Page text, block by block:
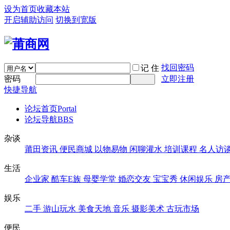
设为首页收藏本站
开启辅助访问 切换到宽版
记 住 找回密码
密码
立即注册
快捷导航
论坛首页Portal
论坛导航BBS
杂谈
莆田资讯 便民商城 以物易物 闲聊灌水 培训课程 名人访
生活
企业家 酷车E族 母婴学堂 婚恋交友 宝宝秀 休闲娱乐 房
娱乐
二手 游山玩水 美食天地 音乐 摄影美术 古玩市场
便民